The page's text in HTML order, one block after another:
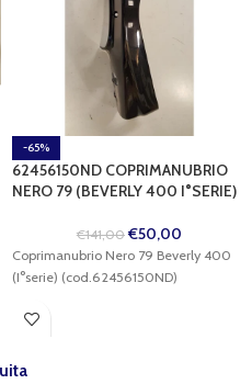
-65%
62456150ND COPRIMANUBRIO
NERO 79 (BEVERLY 400 I°SERIE)
€141,00 €50,00
Coprimanubrio Nero 79 Beverly 400
(I°serie) (cod.62456150ND)